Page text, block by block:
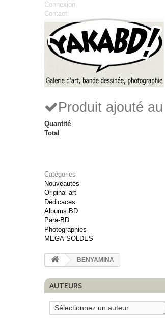
Connexion
Contact
Produit ajouté
Quantité
Total
Catégories
Nouveautés
Original art
Dédicaces
Albums BD
Para-BD
Photographies
MEGA-SOLDES
BENYAMINA
AUTEURS
Sélectionnez un auteur